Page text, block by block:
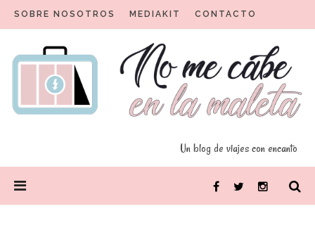
SOBRE NOSOTROS MEDIAKIT CONTACTO
Un blog de viajes con encanto
No me cabe en la maleta
Un blog para viajeros con encanto
FacebookTwitter Instagram